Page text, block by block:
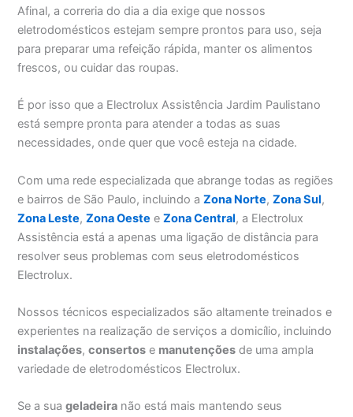
Afinal, a correria do dia a dia exige que nossos
eletrodomésticos estejam sempre prontos para uso, seja
para preparar uma refeição rápida, manter os alimentos
frescos, ou cuidar das roupas.
É por isso que a Electrolux Assistência Jardim Paulistano
está sempre pronta para atender a todas as suas
necessidades, onde quer que você esteja na cidade.
Com uma rede especializada que abrange todas as regiões
e bairros de São Paulo, incluindo aZona Norte,Zona Sul,
Zona Leste,Zona Oeste eZona Central, a Electrolux
Assistência está a apenas uma ligação de distância para
resolver seus problemas com seus eletrodomésticos
Electrolux.
Nossos técnicos especializados são altamente treinados e
experientes na realização de serviços a domicílio, incluindo
instalações,consertos e manutenções de uma ampla
variedade de eletrodomésticos Electrolux.
Se a suageladeira não está mais mantendo seus